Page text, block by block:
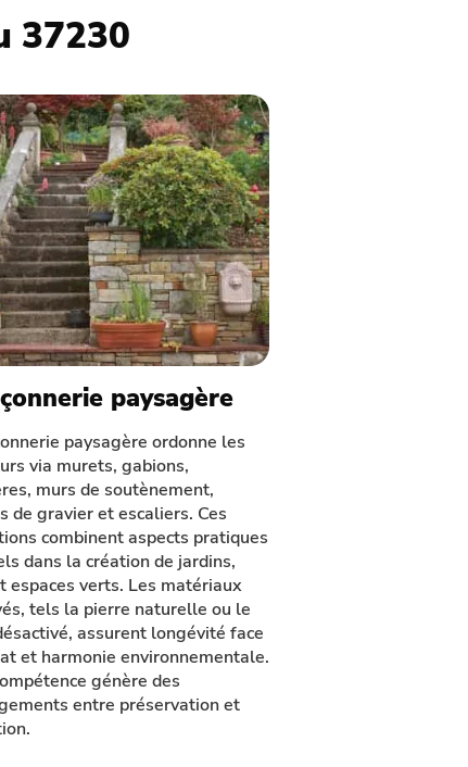
37230
paysagère
paysagère ordonne les
via murets, gabions,
murs de soutènement,
de gravier et escaliers. Ces
combinent aspects pratiques
dans la création de jardins,
espaces verts. Les matériaux
tels la pierre naturelle ou le
assurent longévité face
et harmonie environnementale.
génère des
entre préservation et